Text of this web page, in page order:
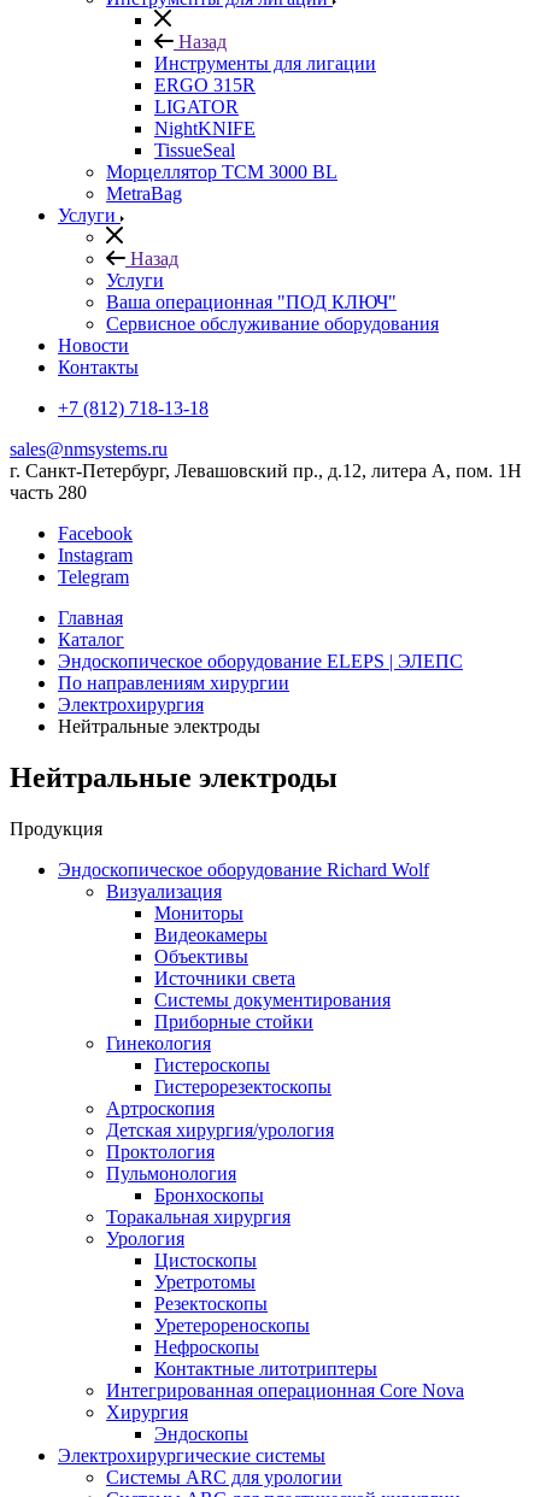
Назад
Инструменты для лигации
ERGO 315R
LIGATOR
NightKNIFE
TissueSeal
Морцеллятор ТСМ 3000 BL
MetraBag
Услуги
Назад
Услуги
Ваша операционная "ПОД КЛЮЧ"
Сервисное обслуживание оборудования
Новости
Контакты
+7 (812) 718-13-18
sales@nmsystems.ru
г. Санкт-Петербург, Левашовский пр., д.12, литера А, пом. 1Н
часть 280
Facebook
Instagram
Telegram
Главная
Каталог
Эндоскопическое оборудование ELEPS | ЭЛЕПС
По направлениям хирургии
Электрохирургия
Нейтральные электроды
Нейтральные электроды
Продукция
Эндоскопическое оборудование Richard Wolf
Визуализация
Мониторы
Видеокамеры
Объективы
Источники света
Системы документирования
Приборные стойки
Гинекология
Гистероскопы
Гистерорезектоскопы
Артроскопия
Детская хирургия/урология
Проктология
Пульмонология
Бронхоскопы
Торакальная хирургия
Урология
Цистоскопы
Уретротомы
Резектоскопы
Уретерореноскопы
Нефроскопы
Контактные литотриптеры
Интегрированная операционная Core Nova
Хирургия
Эндоскопы
Электрохирургические системы
Системы ARC для урологии